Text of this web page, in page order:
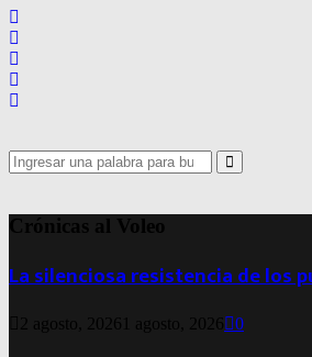
Search
for:
Search
Crónicas al Voleo
La silenciosa resistencia de los
2 agosto, 2026 1 agosto, 2026 0